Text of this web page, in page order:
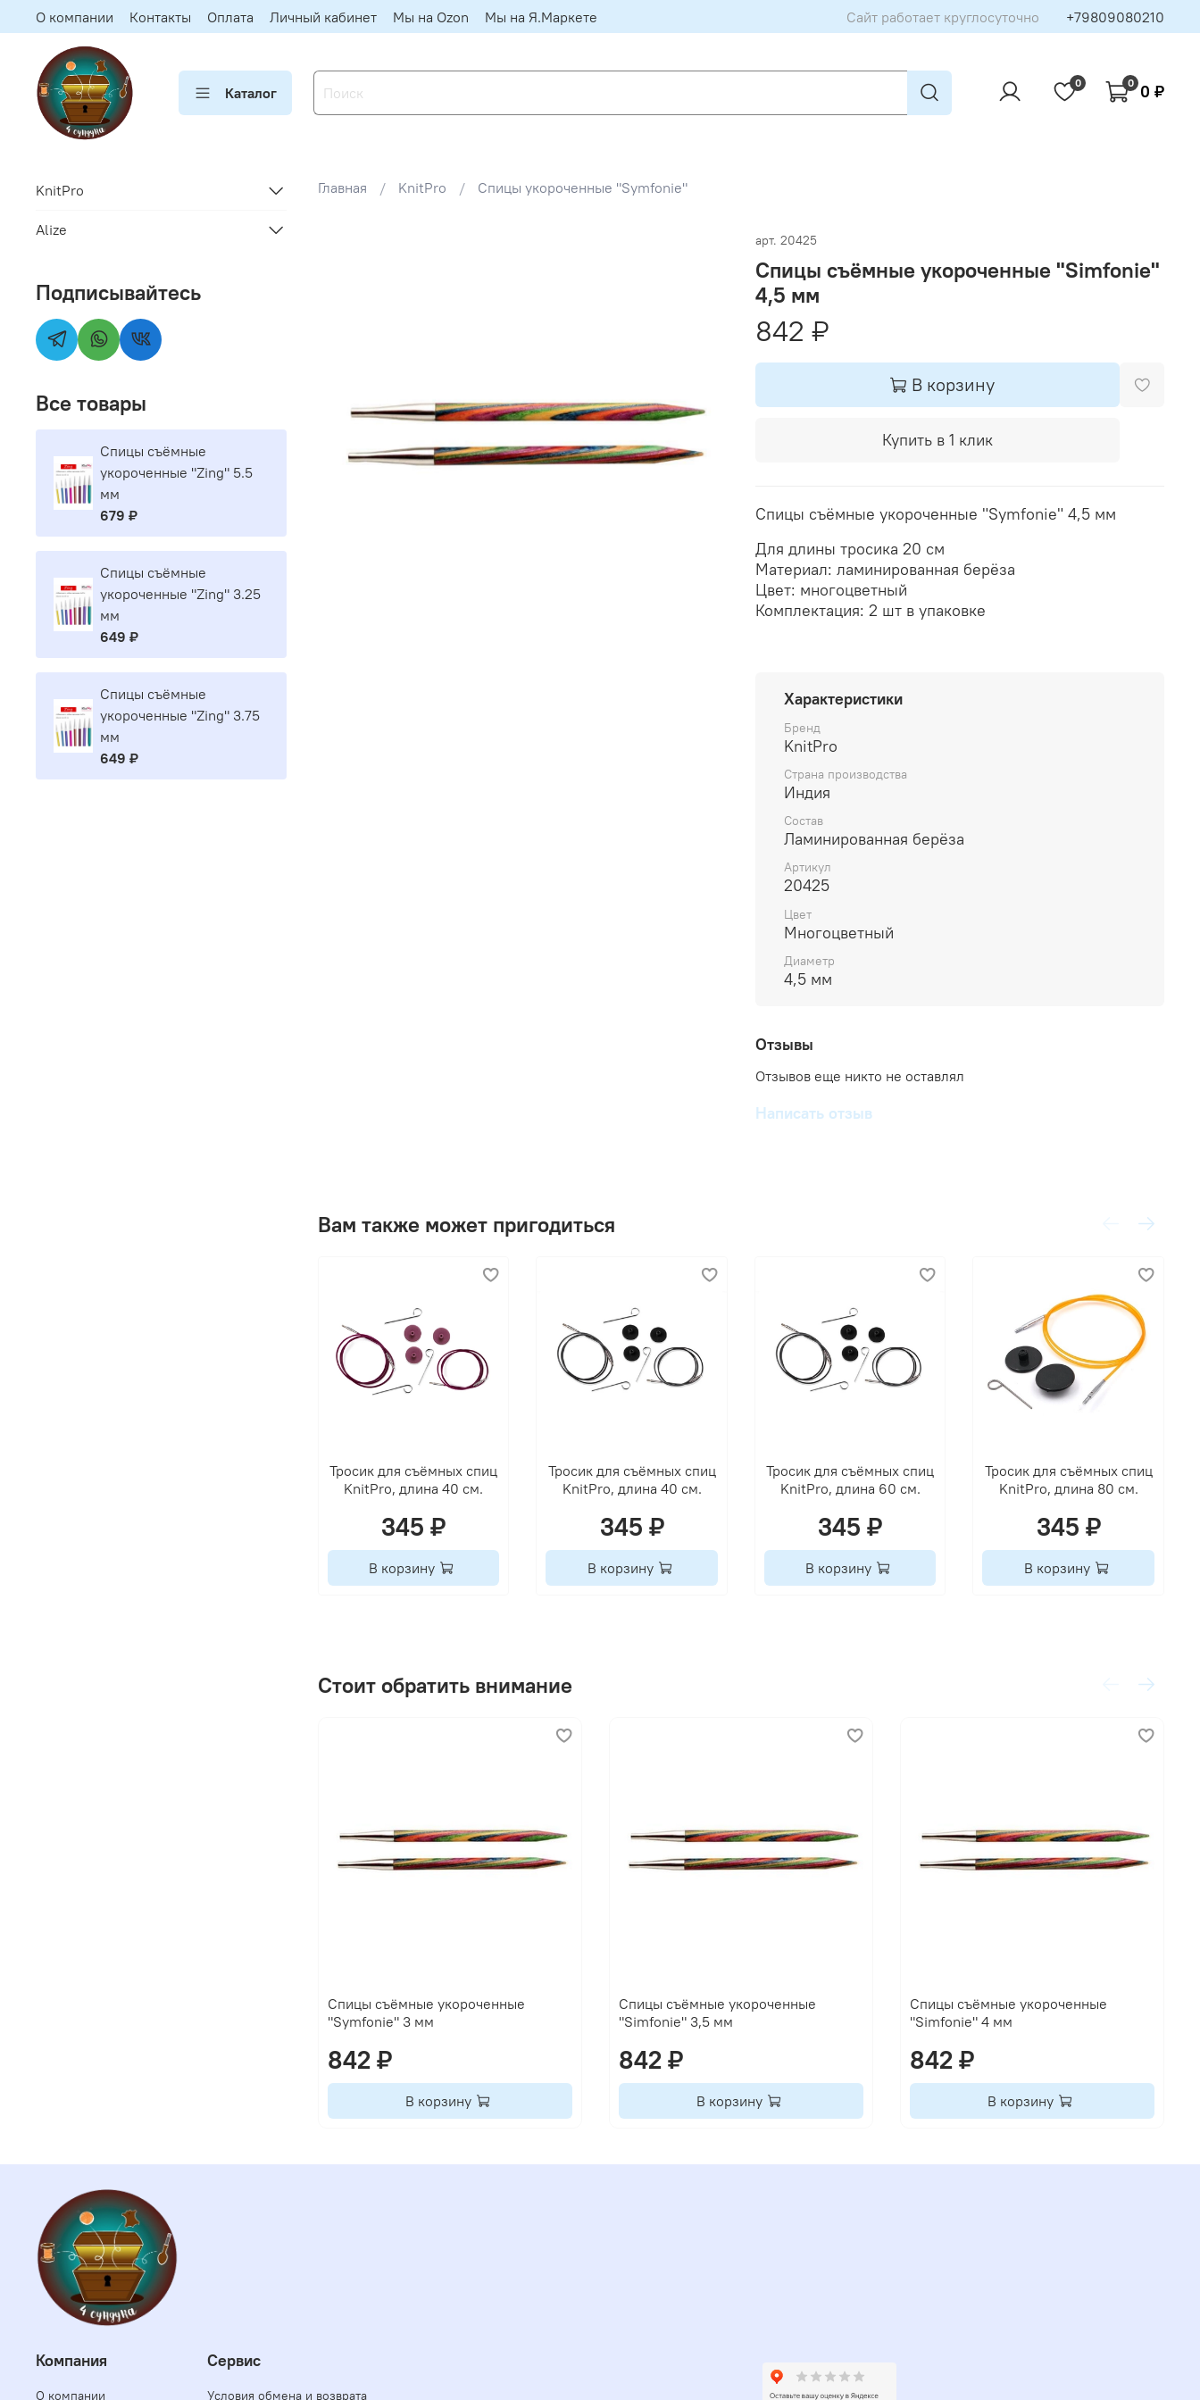
О компании Контакты Оплата Личный кабинет Мы на Ozon Мы на Я.Маркете Сайт работает круглосуточно +79809080210
Каталог
0 0 0 ₽
Главная KnitPro Спицы укороченные "Symfonie"
арт. 20425
Спицы съёмные укороченные "Simfonie"
4,5 мм
842 ₽
В корзину
Купить в 1 клик
Спицы съёмные укороченные "Symfonie" 4,5 мм
Для длины тросика 20 см
Материал: ламинированная берёза
Цвет: многоцветный
Комплектация: 2 шт в упаковке
Характеристики
Бренд
KnitPro
Страна производства
Индия
Состав
Ламинированная берёза
Артикул
20425
Цвет
Многоцветный
Диаметр
4,5 мм
Отзывы
Отзывов еще никто не оставлял
Написать отзыв
Вам также может пригодиться
Тросик для съёмных спиц
KnitPro, длина 40 см.
345 ₽
В корзину
Тросик для съёмных спиц
KnitPro, длина 40 см.
345 ₽
В корзину
Тросик для съёмных спиц
KnitPro, длина 60 см.
345 ₽
В корзину
Тросик для съёмных спиц
KnitPro, длина 80 см.
345 ₽
В корзину
Стоит обратить внимание
Спицы съёмные укороченные
"Symfonie" 3 мм
842 ₽
В корзину
Спицы съёмные укороченные
"Simfonie" 3,5 мм
842 ₽
В корзину
Спицы съёмные укороченные
"Simfonie" 4 мм
842 ₽
В корзину
KnitPro
Alize
Подписывайтесь
Все товары
Спицы съёмные
укороченные "Zing" 5.5
мм
679 ₽
Спицы съёмные
укороченные "Zing" 3.25
мм
649 ₽
Спицы съёмные
укороченные "Zing" 3.75
мм
649 ₽
Компания
О компании
Сервис
Условия обмена и возврата